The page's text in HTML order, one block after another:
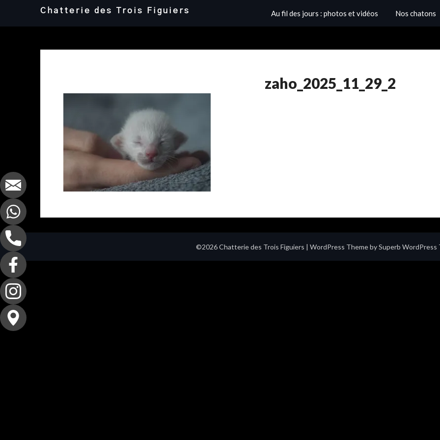
Chatterie des Trois Figuiers Au fil des jours : photos et vidéos Nos chatons
zaho_2025_11_29_2
©2026 Chatterie des Trois Figuiers | WordPress Theme bySuperb WordPress